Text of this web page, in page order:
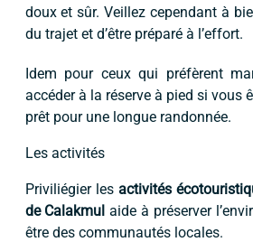
doux et sûr. Veillez cependant à
du trajet et d’être préparé à l’effort.
Idem pour ceux qui préfèrent
accéder à la réserve à pied si vous
prêt pour une longue randonnée.
Les activités
Priviliégier les activités
de Calakmul aide à préserver
être des communautés locales.